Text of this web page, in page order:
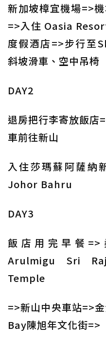
新加坡樟宜機場=>
=>入住 Oasia
度假酒店=>步行至
斜坡滑車、空中吊椅
DAY2
退房把行李寄放飯店
車前往新山
入住莎瑪蘇阿薩納
Johor Bahru
DAY3
飯店用完早餐
Arulmigu Sri
Temple
=>新山中央車站=>
Bay陳旭年文化街=>